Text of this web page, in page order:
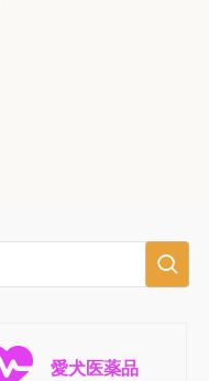
愛犬医薬品